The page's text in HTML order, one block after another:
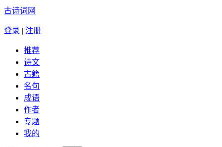
古诗词网
登录 | 注册
推荐
诗文
古籍
名句
成语
作者
专题
我的